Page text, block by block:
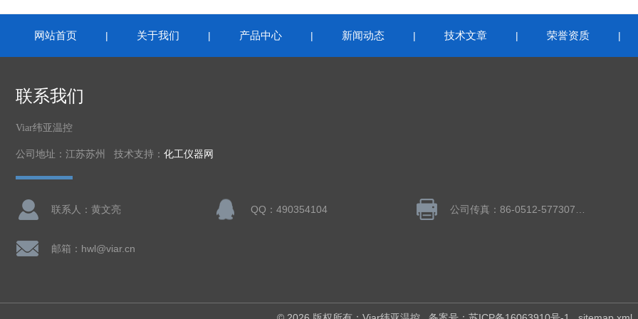
网站首页 | 关于我们 | 产品中心 | 新闻动态 | 技术文章 | 荣誉资质 |
联系我们
Viar纬亚温控
公司地址：江苏苏州 技术支持： 化工仪器网
联系人：黄文亮 QQ：490354104
邮箱：hwl@viar.cn